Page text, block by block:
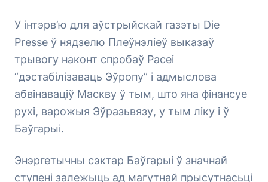
У інтэрв’ю для аўстрыйскай газэты Die
Presse ў нядзелю Плеўнэліеў выказаў
трывогу наконт спробаў Расеі
“дэстабілізаваць Эўропу” і адмыслова
абвінаваціў Маскву ў тым, што яна фінансуе
рухі, варожыя Эўразьвязу, у тым ліку і ў
Баўгарыі.
Энэргетычны сэктар Баўгарыі ў значнай
ступені залежыць ад магутнай прысутнасьці